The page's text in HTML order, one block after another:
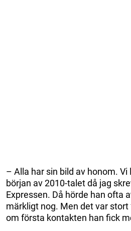
– Alla har sin bild av honom.
början av 2010-talet då jag
Expressen. Då hörde han ofta
märkligt nog. Men det var
om första kontakten han fick